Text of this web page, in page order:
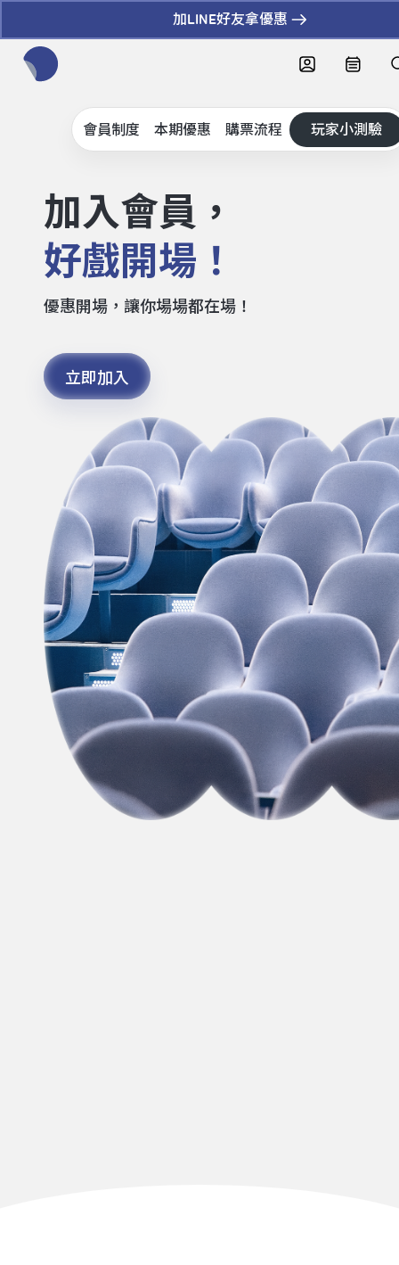
加LINE好友拿優惠
會員制度 本期優惠 購票流程 玩家小測驗
加入會員，
好戲開場！
優惠開場，讓你場場都在場！
立即加入